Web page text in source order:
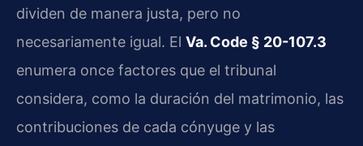
dividen de manera justa, pero no
necesariamente igual. El Va. Code § 20-107.3
enumera once factores que el tribunal
considera, como la duración del matrimonio, las
contribuciones de cada cónyuge y las